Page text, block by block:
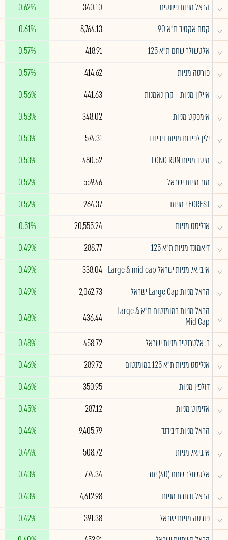
^ הראל מניות פיננסים 340.10
0.62%
^ קסם אקטיב ת"א 90 8,764.13
0.61%
^ אלטשולר שחם ת"א 125 418.91
0.57%
^ פורטה מניות 414.62
0.57%
^ איילון מניות – קרן נאמנות 441.63
0.56%
^ אימפקט מניות 348.02
0.53%
^ ילין לפידות מניות דיבידנד 574.31
0.53%
^ מיטב מניות LONG RUN 480.52
0.53%
^ מור מניות ישראל 559.46
0.52%
^ FOREST י מניות 264.37
0.52%
^ אנליסט מניות 20,555.24
0.51%
^ דיאמונד מניות ת"א 125 288.77
0.49%
^ אי.בי.אי. מניות ישראל Large & mid cap 338.04
0.49%
^ הראל מניות Large Cap ישראל 2,062.73
0.49%
^
הראל מניות במומנטום ת"א Large &
Mid Cap
436.44
0.48%
^ ב. אלטרנטיב מניות ישראל 458.72
0.48%
^ אנליסט מניות ת"א 125 במומנטום 289.72
0.46%
^ דולפין מניות 350.95
0.46%
^ אזימוט מניות 287.12
0.45%
^ הראל מניות דיבידנד 9,405.79
0.44%
^ אי.בי.אי. מניות 508.72
0.44%
^ אלטשולר שחם (40) יתר 774.34
0.43%
^ הראל נבחרת מניות 4,612.98
0.43%
^ פורטה מניות ישראל 391.38
0.42%